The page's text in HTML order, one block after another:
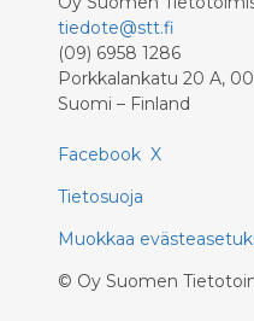
tiedote@stt.fi
(09) 6958 1286
Porkkalankatu 20 A,
Suomi – Finland
Facebook X
Tietosuoja
Muokkaa
© Oy Suomen